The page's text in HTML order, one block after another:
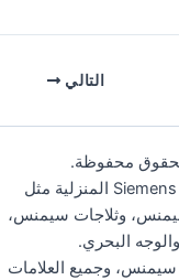
التالي
محفوظة.
نحن مركز صيانة متخصص في إصلاح أجهزة Siemens المنزلية مثل
وثلاجات سيمنس،
البحري.
سيمنس، وجميع العلامات